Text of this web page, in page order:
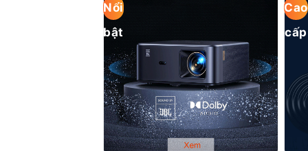
Nổi
bật
Cao
cấp